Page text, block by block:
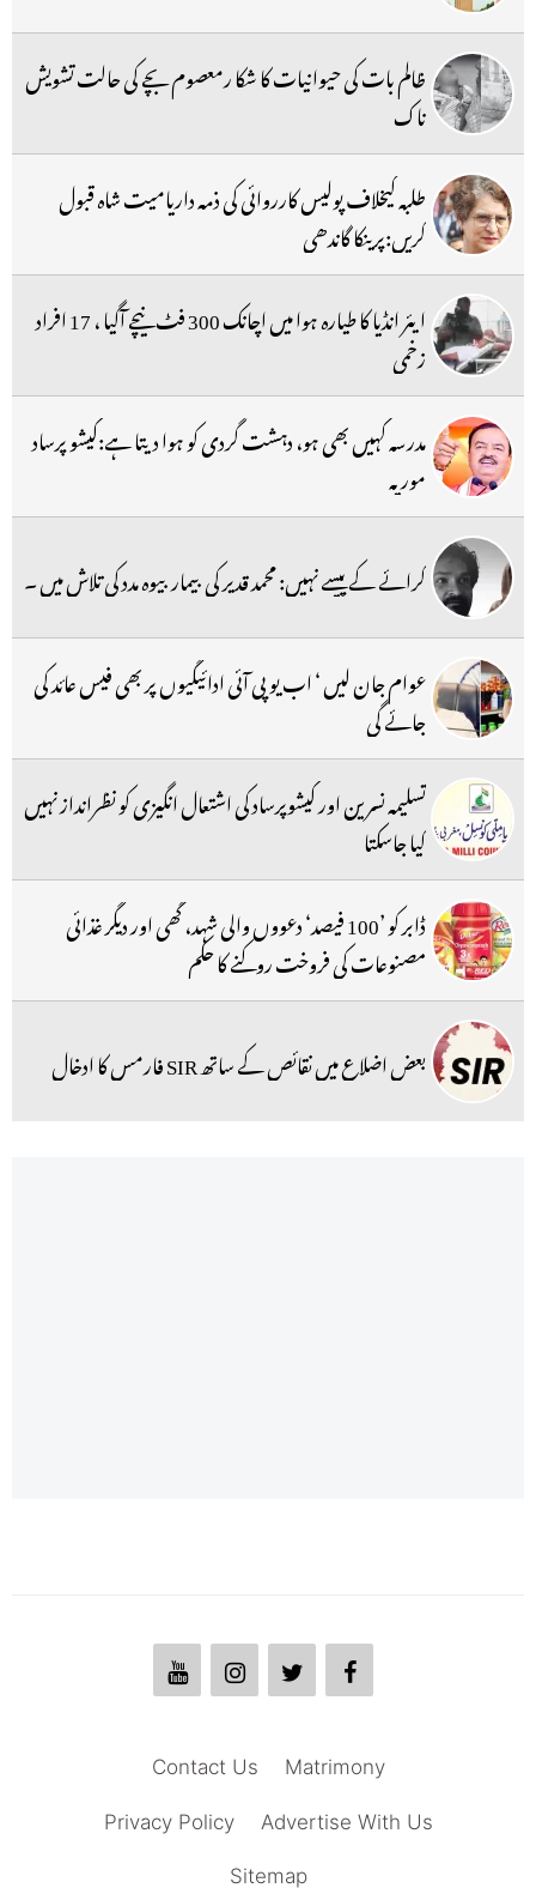
ظالم بات کی حیوانیات کا شکا رمعصوم بچے کی حالت تشویش
ناک
طلبہ کیخلاف پولیس کارروائی کی ذمہ داریامیت شاہ قبول
کریں:پرینکا گاندھی
ایئر انڈیا کا طیارہ ہوا میں اچانک 300 فٹ نیچے آگیا ، 17 افراد
زخمی
مدرسہ کہیں بھی ہو، دہشت گردی کو ہوا دیتا ہے:کیشو پرساد
موریہ
کرائے کے پیسے نہیں: محمد قدیر کی بیمار بیوہ مدد کی تلاش میں ۔
عوام جان لیں ‘ اب یو پی آئی ادائیگیوں پر بھی فیس عائد کی
جائے گی
تسلیمہ نسرین اور کیشوپرساد کی اشتعال انگیزی کو نظرانداز نہیں
کیا جاسکتا
ڈابر کو ’100 فیصد‘ دعووں والی شہد، گھی اور دیگر غذائی
مصنوعات کی فروخت روکنے کا حکم
بعض اضلاع میں نقائص کے ساتھ SIR فارمس کا ادخال
Matrimony
Contact Us
Advertise With Us
Privacy Policy
Sitemap